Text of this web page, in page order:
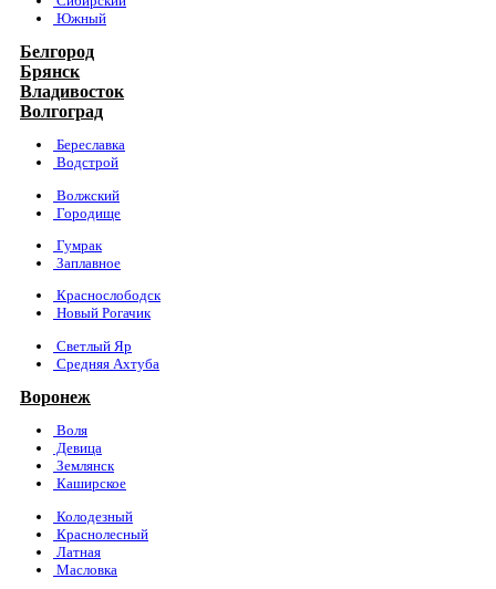
Южный
Белгород
Брянск
Владивосток
Волгоград
Береславка
Водстрой
Волжский
Городище
Гумрак
Заплавное
Краснослободск
Новый Рогачик
Светлый Яр
Средняя Ахтуба
Воронеж
Воля
Девица
Землянск
Каширское
Колодезный
Краснолесный
Латная
Масловка